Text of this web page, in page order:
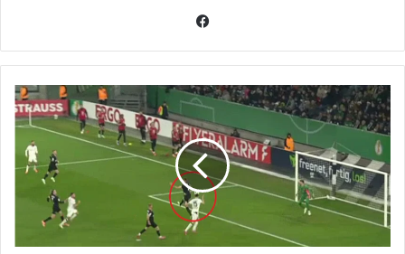
Haris
Tabaković
ne
misli
stati,
matirao
Vasilja
i